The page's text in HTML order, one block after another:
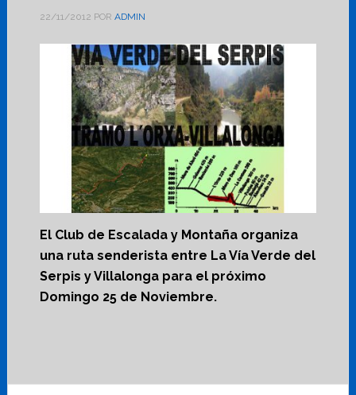
22/11/2012 POR ADMIN
El Club de Escalada y Montaña organiza
una ruta senderista entre La Vía Verde del
Serpis y Villalonga para el próximo
Domingo 25 de Noviembre.